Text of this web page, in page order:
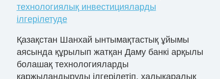
технологиялық инвестицияларды
ілгерілетуде
Қазақстан Шанхай ынтымақтастық ұйымы
аясында құрылып жатқан Даму банкі арқылы
болашақ технологияларды
қаржыландыруды ілгерілетіп, халықаралық